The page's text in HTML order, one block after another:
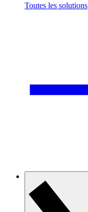
Toutes les solutions